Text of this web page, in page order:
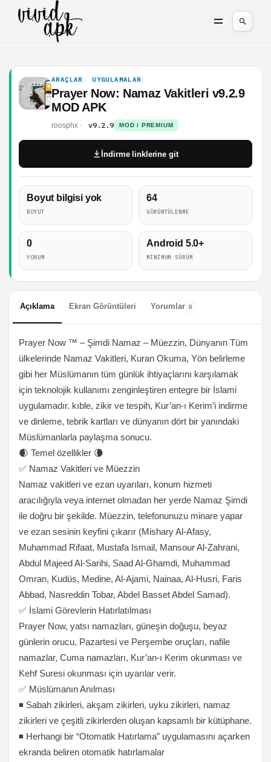
ARAÇLAR UYGULAMALAR
Prayer Now: Namaz Vakitleri v9.2.9
MOD APK
roosphx v9.2.9 MOD / PREMIUM
Boyut bilgisi yok
BOYUT
64
GÖRÜNTÜLENME
0
YORUM
Android 5.0+
MINIMUM SÜRÜM
İndirme linklerine git
Açıklama Ekran Görüntüleri Yorumlar 0
Prayer Now ™ – Şimdi Namaz – Müezzin, Dünyanın Tüm
ülkelerinde Namaz Vakitleri, Kuran Okuma, Yön belirleme
gibi her Müslümanın tüm günlük ihtiyaçlarını karşılamak
için teknolojik kullanımı zenginleştiren entegre bir İslami
uygulamadır. kıble, zikir ve tespih, Kur’an-ı Kerim’i indirme
ve dinleme, tebrik kartları ve dünyanın dört bir yanındaki
Müslümanlarla paylaşma sonucu.
🌒 Temel özellikler 🌘
✅ Namaz Vakitleri ve Müezzin
Namaz vakitleri ve ezan uyarıları, konum hizmeti
aracılığıyla veya internet olmadan her yerde Namaz Şimdi
ile doğru bir şekilde. Müezzin, telefonunuzu minare yapar
ve ezan sesinin keyfini çıkarır (Mishary Al-Afasy,
Muhammad Rifaat, Mustafa Ismail, Mansour Al-Zahrani,
Abdul Majeed Al-Sarihi, Saad Al-Ghamdi, Muhammad
Omran, Kudüs, Medine, Al-Ajami, Nainaa, Al-Husri, Faris
Abbad, Nasreddin Tobar, Abdel Basset Abdel Samad).
✅ İslami Görevlerin Hatırlatılması
Prayer Now, yatsı namazları, güneşin doğuşu, beyaz
günlerin orucu, Pazartesi ve Perşembe oruçları, nafile
namazlar, Cuma namazları, Kur’an-ı Kerim okunması ve
Kehf Suresi okunması için uyarılar verir.
✅ Müslümanın Anılması
◾ Sabah zikirleri, akşam zikirleri, uyku zikirleri, namaz
zikirleri ve çeşitli zikirlerden oluşan kapsamlı bir kütüphane.
◾ Herhangi bir “Otomatik Hatırlama” uygulamasını açarken
ekranda beliren otomatik hatırlamalar